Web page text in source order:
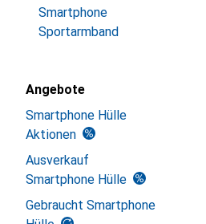
Smartphone
Sportarmband
Angebote
Smartphone Hülle
Aktionen
Ausverkauf
Smartphone Hülle
Gebraucht Smartphone